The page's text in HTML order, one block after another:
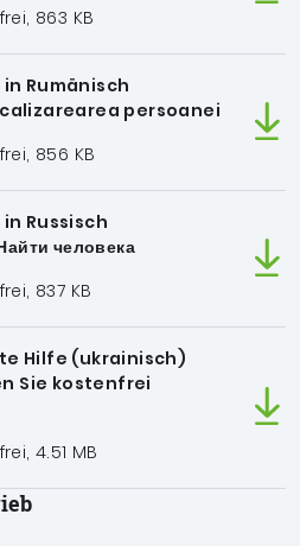
863 KB
Rumänisch
persoanei
856 KB
Russisch
человека
837 KB
Hilfe (ukrainisch)
Sie kostenfrei
4.51 MB